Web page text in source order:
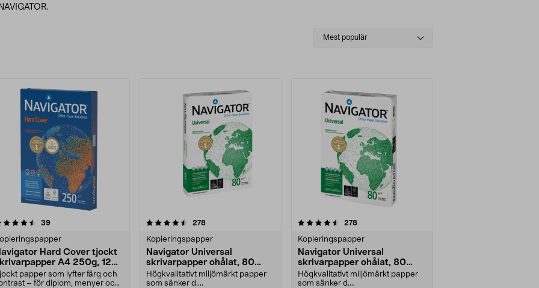
Select
Mest populär
39recensioner
Hard Cover tjockt
A4 250g, 125
papper som lyfter färg och
– för diplom, menyer och
4.5 av 5 stjärnor 278recensioner
Kopieringspapper
Navigator Universal
skrivarpapper ohålat, 80
g/m²
Högkvalitativt miljömärkt papper
som sänker d....
4.5 av 5 stjärnor 278recensioner
Kopieringspapper
Navigator Universal
skrivarpapper ohålat, 80
g/m²
Högkvalitativt miljömärkt papper
som sänker d....